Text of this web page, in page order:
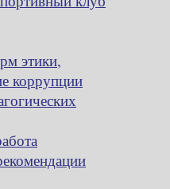
этики,
коррупции